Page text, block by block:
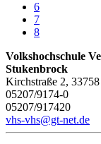
6
7
8
Volkshochschule
Stukenbrock
Kirchstraße 2,
05207/9174-0
05207/917420
vhs-vhs@gt-net.de